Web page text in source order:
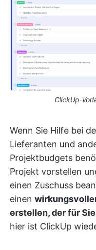
ClickUp-
Wenn Sie Hilfe bei
Lieferanten und
Projektbudgets
Projekt vorstellen
einen Zuschuss
einen
erstellen, der für
hier ist ClickUp